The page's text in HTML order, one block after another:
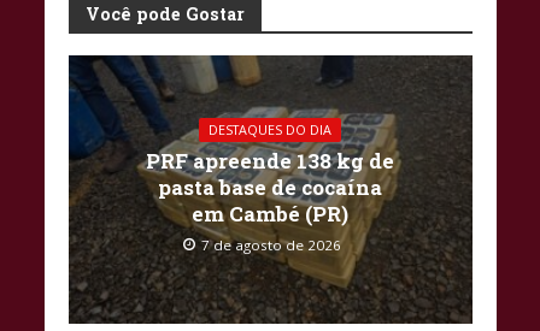
Você pode Gostar
DESTAQUES DO DIA
PRF apreende 138 kg de
pasta base de cocaína
em Cambé (PR)
7 de agosto de 2026